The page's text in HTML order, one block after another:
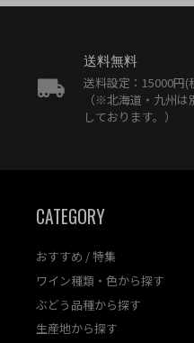
送料無料
送料設定：15000円
（※北海道・九州
しております。）
CATEGORY
おすすめ / 特集
ワイン種類・色から探す
ぶどう品種から探す
生産地から探す